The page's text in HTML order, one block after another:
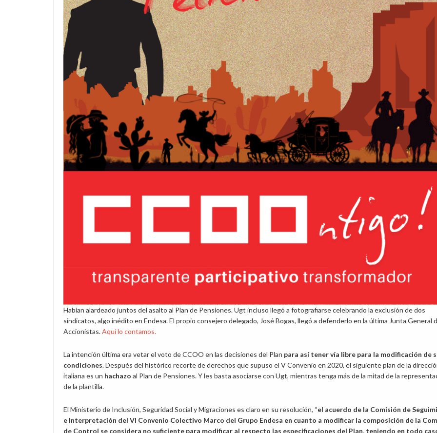
Habían alardeado juntos del asalto al Plan de Pensiones. Ugt incluso llegó a fotografiarse celebrando la exclusión de dos
sindicatos, algo inédito en Endesa. El propio consejero delegado, José Bogas, llegó a defenderlo en la última Junta General
Accionistas.Aquí lo contamos.
La intención última era vetar el voto de CCOO en las decisiones del Plan para así tener vía libre para la modificación de
condiciones. Después del histórico recorte de derechos que supuso el V Convenio en 2020, el siguiente plan de la
italiana es un hachazo al Plan de Pensiones. Y les basta asociarse con Ugt, mientras tenga más de la mitad de la
de la plantilla.
El Ministerio de Inclusión, Seguridad Social y Migraciones es claro en su resolución, “el acuerdo de la Comisión de
e Interpretación del VI Convenio Colectivo Marco del Grupo Endesa en cuanto a modificar la composición de la
de Control se considera no suficiente para modificar al respecto las especificaciones del Plan, teniendo en todo